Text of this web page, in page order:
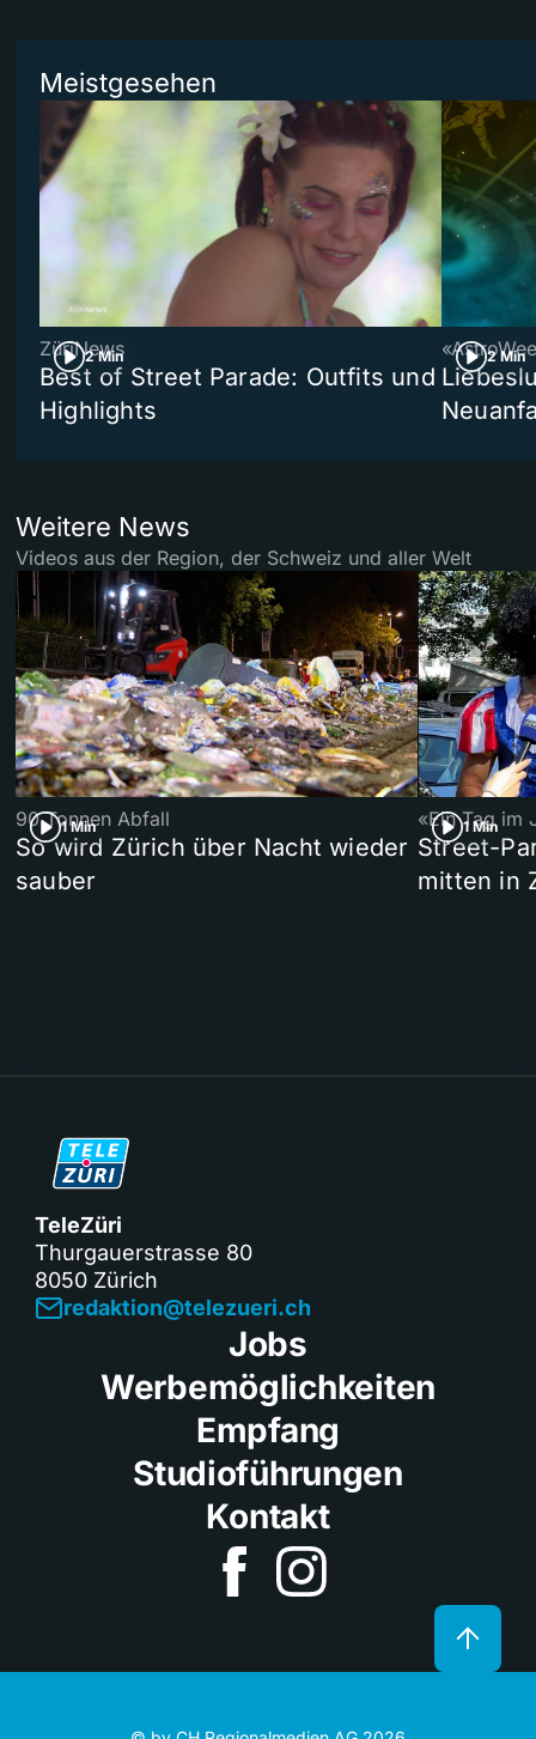
Meistgesehen
2 Min
ZüriNews
Best of Street Parade: Outfits und
Highlights
2 Min
Weitere News
Videos aus der Region, der Schweiz und aller Welt
1 Min
90 Tonnen Abfall
So wird Zürich über Nacht wieder
sauber
1 Min
«Ein Tag im
Street-
mitten in
TeleZüri
Thurgauerstrasse 80
8050 Zürich
redaktion@telezueri.ch
Jobs
Werbemöglichkeiten
Empfang
Studioführungen
Kontakt